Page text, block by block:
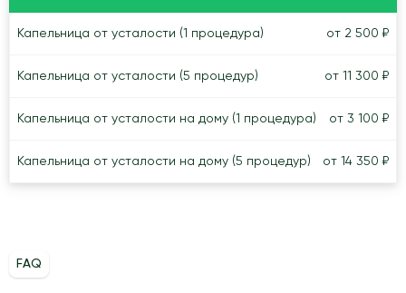
Капельница от усталости (1 процедура) от 2 500 ₽
Капельница от усталости (5 процедур) от 11 300 ₽
Капельница от усталости на дому (1 процедура) от 3 100 ₽
Капельница от усталости на дому (5 процедур) от 14 350 ₽
FAQ